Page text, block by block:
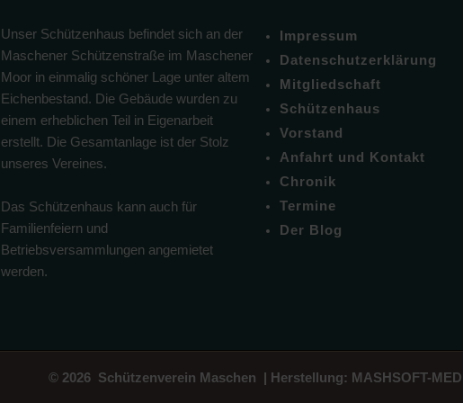
Unser Schützenhaus befindet sich an der
Maschener Schützenstraße im Maschener
Moor in einmalig schöner Lage unter altem
Eichenbestand. Die Gebäude wurden zu
einem erheblichen Teil in Eigenarbeit
erstellt. Die Gesamtanlage ist der Stolz
unseres Vereines.
Das Schützenhaus kann auch für
Familienfeiern und
Betriebsversammlungen angemietet
werden.
Impressum
Datenschutzerklärung
Mitgliedschaft
Schützenhaus
Vorstand
Anfahrt und Kontakt
Chronik
Termine
Der Blog
© 2026 Schützenverein Maschen | Herstellung: MASHSOFT-